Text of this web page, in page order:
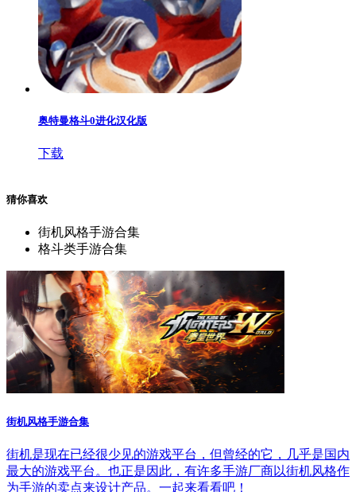
奥特曼格斗0进化汉化版
下载
猜你喜欢
街机风格手游合集
格斗类手游合集
街机风格手游合集
街机是现在已经很少见的游戏平台，但曾经的它，几乎是国内
最大的游戏平台。也正是因此，有许多手游厂商以街机风格作
为手游的卖点来设计产品。一起来看看吧！